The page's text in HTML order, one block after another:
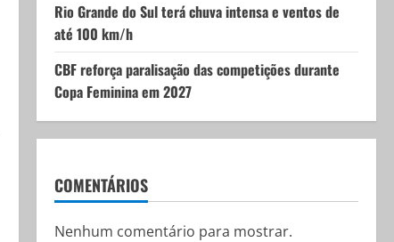
Rio Grande do Sul terá chuva intensa e ventos de
até 100 km/h
CBF reforça paralisação das competições durante
Copa Feminina em 2027
COMENTÁRIOS
Nenhum comentário para mostrar.